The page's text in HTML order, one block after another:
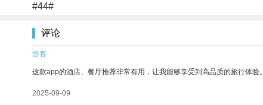
#44#
评论
游客
这款app的酒店、餐厅推荐非常有用，让我能够享受到高品质的旅行体验。
2025-09-09